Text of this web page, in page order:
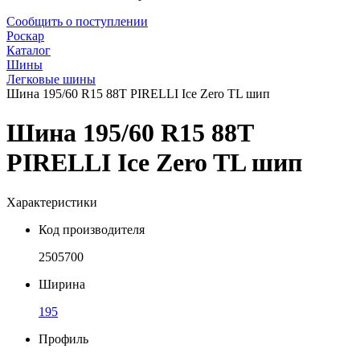
Сообщить о поступлении
Роскар
Каталог
Шины
Легковые шины
Шина 195/60 R15 88T PIRELLI Ice Zero TL шип
Шина 195/60 R15 88T
PIRELLI Ice Zero TL шип
Характеристики
Код производителя
2505700
Ширина
195
Профиль